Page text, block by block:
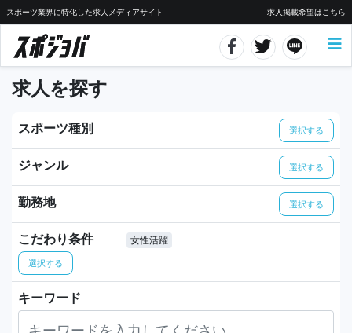
スポーツ業界に特化した求人メディアサイト 求人掲載希望はこちら
求人を探す
スポーツ種別 選択する
ジャンル 選択する
勤務地 選択する
こだわり条件
選択する
女性活躍
キーワード